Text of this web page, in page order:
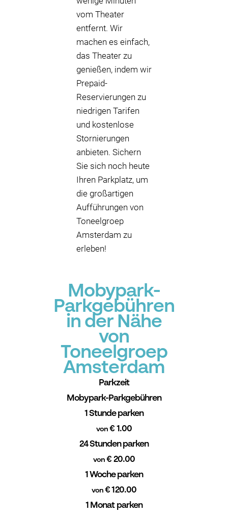
vom Theater
entfernt. Wir
machen es einfach,
das Theater zu
genießen, indem wir
Prepaid-
Reservierungen zu
niedrigen Tarifen
und kostenlose
Stornierungen
anbieten. Sichern
Sie sich noch heute
Ihren Parkplatz, um
die großartigen
Aufführungen von
Toneelgroep
Amsterdam zu
erleben!
Mobypark-
Parkgebühren
in der Nähe
von
Toneelgroep
Amsterdam
Parkzeit
Mobypark-Parkgebühren
1 Stunde parken
von € 1.00
24 Stunden parken
von € 20.00
1 Woche parken
von € 120.00
1 Monat parken